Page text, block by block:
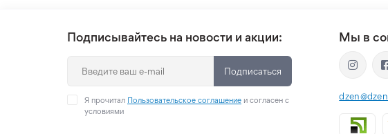
Подписывайтесь на новости и акции:
Подписаться
Я прочитал Пользовательское соглашение и согласен с
условиями
Мы в